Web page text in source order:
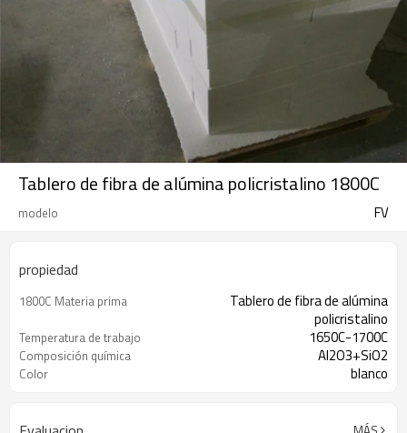
Tablero de fibra de alúmina policristalino 1800C
modelo FV
propiedad
1800C Materia prima
Tablero de fibra de alúmina
policristalino
Temperatura de trabajo 1650C-1700C
Composición química Al2O3+SiO2
Color blanco